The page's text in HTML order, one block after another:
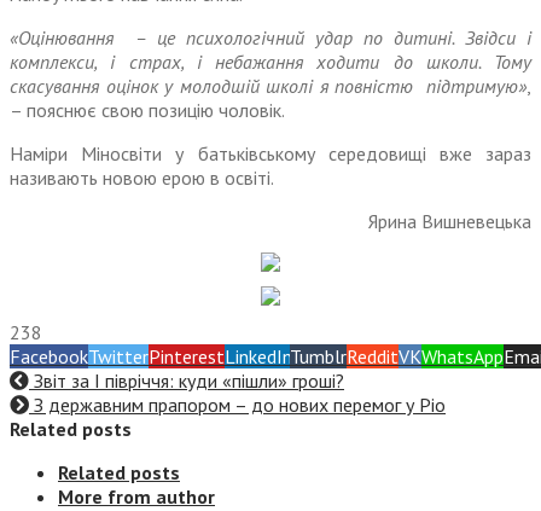
«Оцінювання – це психологічний удар по дитині. Звідси і
комплекси, і страх, і небажання ходити до школи. Тому
скасування оцінок у молодшій школі я повністю підтримую»,
– пояснює свою позицію чоловік.
Наміри Міносвіти у батьківському середо­вищі вже зараз
називають новою ерою в освіті.
Ярина Вишневецька
238
FacebookTwitterPinterestLinkedInTumblrRedditVKWhatsApp
Звіт за І півріччя: куди «пішли» гроші?
З державним прапором – до нових перемог у Ріо
Related posts
Related posts
More from author